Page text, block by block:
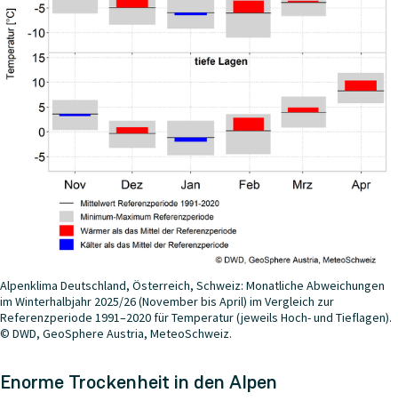
Alpenklima Deutschland, Österreich, Schweiz: Monatliche Abweichungen
im Winterhalbjahr 2025/26 (November bis April) im Vergleich zur
Referenzperiode 1991–2020 für Temperatur (jeweils Hoch- und Tieflagen).
© DWD, GeoSphere Austria, MeteoSchweiz.
Enorme Trockenheit in den Alpen